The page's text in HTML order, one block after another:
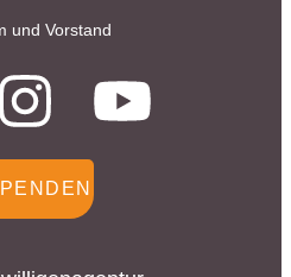
und Vorstand